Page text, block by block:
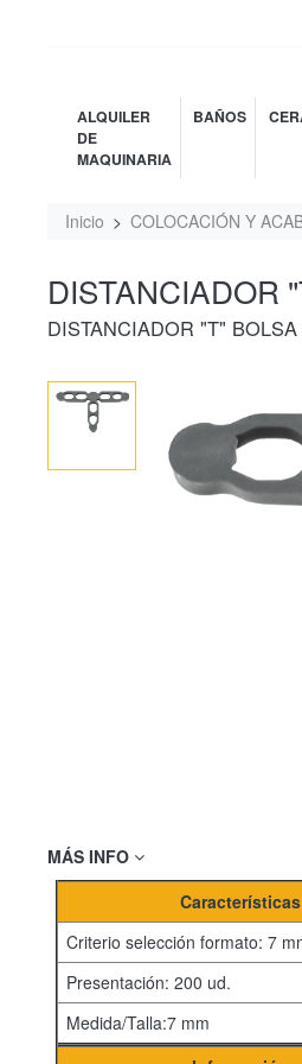
ALQUILER
DE
MAQUINARIA
BAÑOS
Inicio COLOCACIÓN Y
DISTANCIADOR
DISTANCIADOR "T"
MÁS INFO
Características
Criterio selección formato: 7
Presentación: 200 ud.
Medida/Talla:7 mm